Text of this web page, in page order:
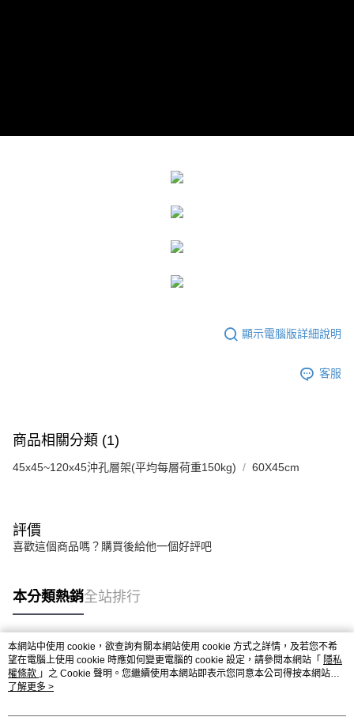
顯示電腦版詳細說明
客服
商品相關分類 (1)
45x45~120x45沖孔層架(平均每層荷重150kg) 60X45cm
評價
喜歡這個商品嗎？購買後給他一個好評吧
本分類熱銷全站排行
熱門標籤
本網站中使用 cookie，欲查詢有關本網站使用 cookie 方式之詳情，及若您不希
望在電腦上使用 cookie 時應如何變更電腦的 cookie 設定，請參閱本網站「 隱私
權條款 」之 Cookie 聲明。您繼續使用本網站即表示您同意本公司得按本網站使
用條款之 Cookie 聲明使用 cookie。
了解更多 >